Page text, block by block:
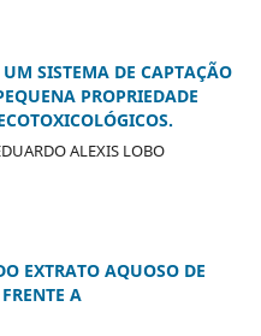
SISTEMA DE CAPTAÇÃO
PROPRIEDADE
ALEXIS LOBO
EXTRATO AQUOSO DE
A